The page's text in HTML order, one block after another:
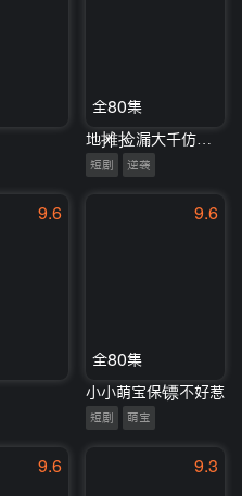
全80集
地摊捡漏大千仿古图
短剧 逆袭
9.6 9.6
全80集
小小萌宝保镖不好惹
短剧 萌宝
9.6 9.3